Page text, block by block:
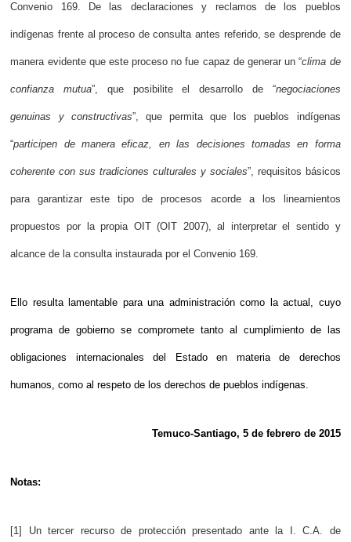
Convenio 169. De las declaraciones y reclamos de los pueblos
indígenas frente al proceso de consulta antes referido, se desprende de
manera evidente que este proceso no fue capaz de generar un “clima de
confianza mutua”, que posibilite el desarrollo de “negociaciones
genuinas y constructivas”, que permita que los pueblos indígenas
“participen de manera eficaz, en las decisiones tomadas en forma
coherente con sus tradiciones culturales y sociales”, requisitos básicos
para garantizar este tipo de procesos acorde a los lineamientos
propuestos por la propia OIT (OIT 2007), al interpretar el sentido y
alcance de la consulta instaurada por el Convenio 169.
Ello resulta lamentable para una administración como la actual, cuyo
programa de gobierno se compromete tanto al cumplimiento de las
obligaciones internacionales del Estado en materia de derechos
humanos, como al respeto de los derechos de pueblos indígenas.
Temuco-Santiago, 5 de febrero de 2015
Notas:
[1] Un tercer recurso de protección presentado ante la I. C.A. de